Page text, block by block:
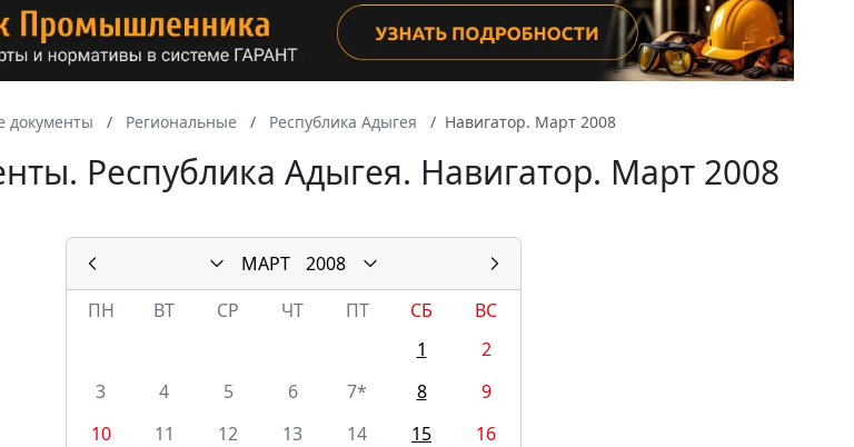
документы Региональные Республика Адыгея Навигатор. Март 2008
Республика Адыгея. Навигатор. Март 2008
МАРТ
2008
ПН
ВТ СР ЧТ ПТ СБ
ВС
1
2
3
4 5 6 7* 8
9
10
11 12 13 14 15
16